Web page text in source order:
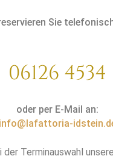
Sie
06126 4534
oder per E-Mail an:
info@lafattoria-
der Terminauswahl